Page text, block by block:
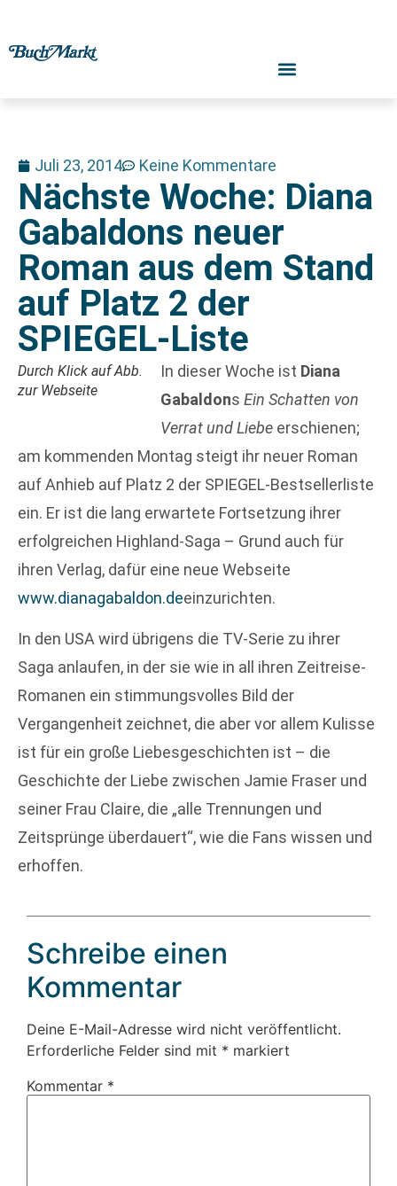
Juli 23, 2014 Keine Kommentare
Nächste Woche: Diana
Gabaldons neuer
Roman aus dem Stand
auf Platz 2 der
SPIEGEL-Liste
Durch Klick auf Abb.
zur Webseite
In dieser Woche ist Diana
Gabaldons Ein Schatten von
Verrat und Liebe erschienen;
am kommenden Montag steigt ihr neuer Roman
auf Anhieb auf Platz 2 der SPIEGEL-Bestsellerliste
ein. Er ist die lang erwartete Fortsetzung ihrer
erfolgreichen Highland-Saga – Grund auch für
ihren Verlag, dafür eine neue Webseite
www.dianagabaldon.deeinzurichten.
In den USA wird übrigens die TV-Serie zu ihrer
Saga anlaufen, in der sie wie in all ihren Zeitreise-
Romanen ein stimmungsvolles Bild der
Vergangenheit zeichnet, die aber vor allem Kulisse
ist für ein große Liebesgeschichten ist – die
Geschichte der Liebe zwischen Jamie Fraser und
seiner Frau Claire, die „alle Trennungen und
Zeitsprünge überdauert“, wie die Fans wissen und
erhoffen.
Schreibe einen
Kommentar
Deine E-Mail-Adresse wird nicht veröffentlicht.
Erforderliche Felder sind mit * markiert
Kommentar *